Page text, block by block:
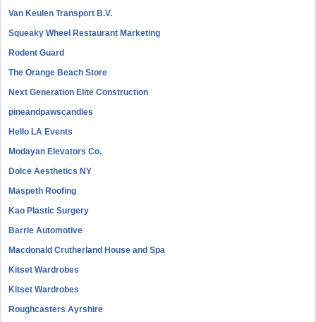
Van Keulen Transport B.V.
Squeaky Wheel Restaurant Marketing
Rodent Guard
The Orange Beach Store
Next Generation Elite Construction
pineandpawscandles
Hello LA Events
Modayan Elevators Co.
Dolce Aesthetics NY
Maspeth Roofing
Kao Plastic Surgery
Barrie Automotive
Macdonald Crutherland House and Spa
Kitset Wardrobes
Kitset Wardrobes
Roughcasters Ayrshire